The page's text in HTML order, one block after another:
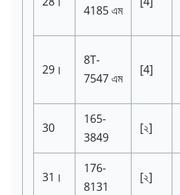
4185এম
29।
8T-
7547এম
[4]
30
165-
3849
[২]
31।
176-
8131
[২]